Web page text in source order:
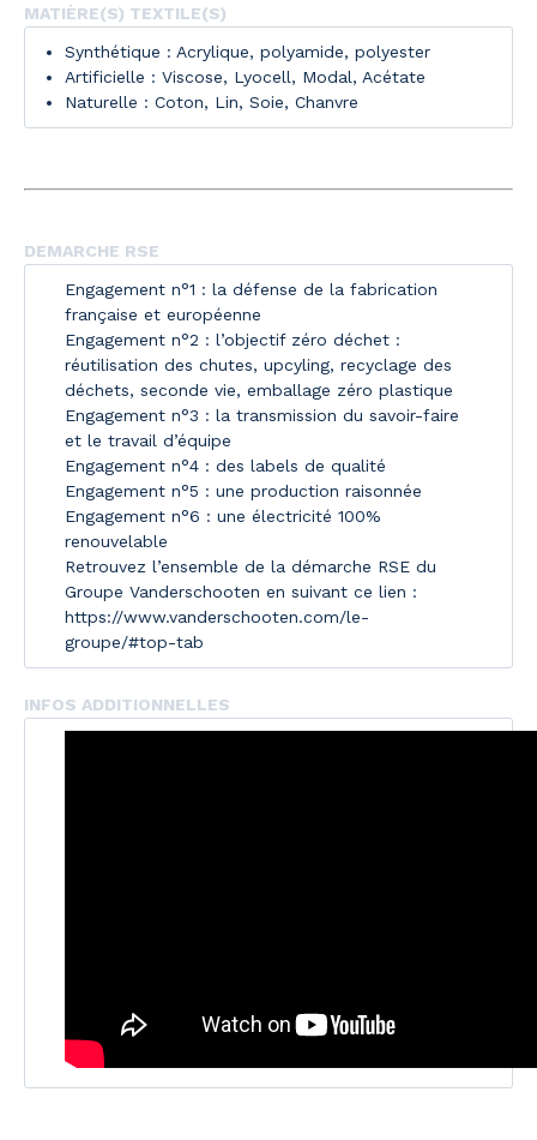
MATIÈRE(S) TEXTILE(S)
Synthétique : Acrylique, polyamide, polyester
Artificielle : Viscose, Lyocell, Modal, Acétate
Naturelle : Coton, Lin, Soie, Chanvre
DEMARCHE RSE
Engagement n°1 : la défense de la fabrication
française et européenne
Engagement n°2 : l’objectif zéro déchet :
réutilisation des chutes, upcyling, recyclage des
déchets, seconde vie, emballage zéro plastique
Engagement n°3 : la transmission du savoir-faire
et le travail d’équipe
Engagement n°4 : des labels de qualité
Engagement n°5 : une production raisonnée
Engagement n°6 : une électricité 100%
renouvelable
Retrouvez l’ensemble de la démarche RSE du
Groupe Vanderschooten en suivant ce lien :
https://www.vanderschooten.com/le-
groupe/#top-tab
INFOS ADDITIONNELLES